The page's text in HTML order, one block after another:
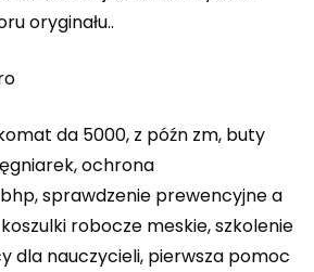
oryginału..
da 5000, z późn zm, buty
ochrona
sprawdzenie prewencyjne a
robocze meskie, szkolenie
dla nauczycieli, pierwsza pomoc